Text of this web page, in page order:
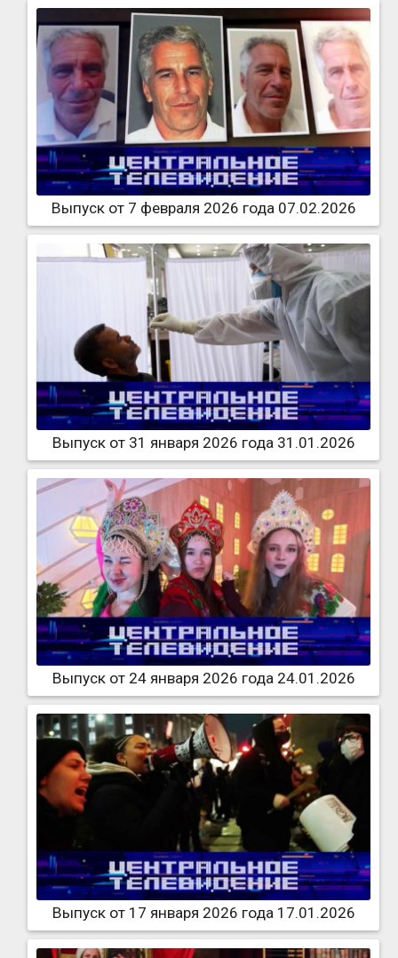
Выпуск от 7 февраля 2026 года 07.02.2026
Выпуск от 31 января 2026 года 31.01.2026
Выпуск от 24 января 2026 года 24.01.2026
Выпуск от 17 января 2026 года 17.01.2026